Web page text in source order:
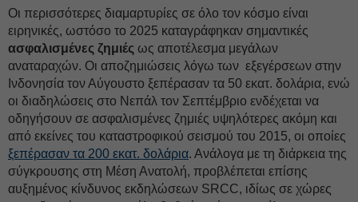
Οι περισσότερες διαμαρτυρίες σε όλο τον κόσμο είναι
ειρηνικές, ωστόσο το 2025 καταγράφηκαν σημαντικές
ασφαλισμένες ζημιές ως αποτέλεσμα μεγάλων
αναταραχών. Οι αποζημιώσεις λόγω των εξεγέρσεων στην
Ινδονησία τον Αύγουστο ξεπέρασαν τα 50 εκατ. δολάρια, ενώ
οι διαδηλώσεις στο Νεπάλ τον Σεπτέμβριο ενδέχεται να
οδηγήσουν σε ασφαλισμένες ζημιές υψηλότερες ακόμη και
από εκείνες του καταστροφικού σεισμού του 2015, οι οποίες
ξεπέρασαν τα 200 εκατ. δολάρια. Ανάλογα με τη διάρκεια της
σύγκρουσης στη Μέση Ανατολή, προβλέπεται επίσης
αυξημένος κίνδυνος εκδηλώσεων SRCC, ιδίως σε χώρες